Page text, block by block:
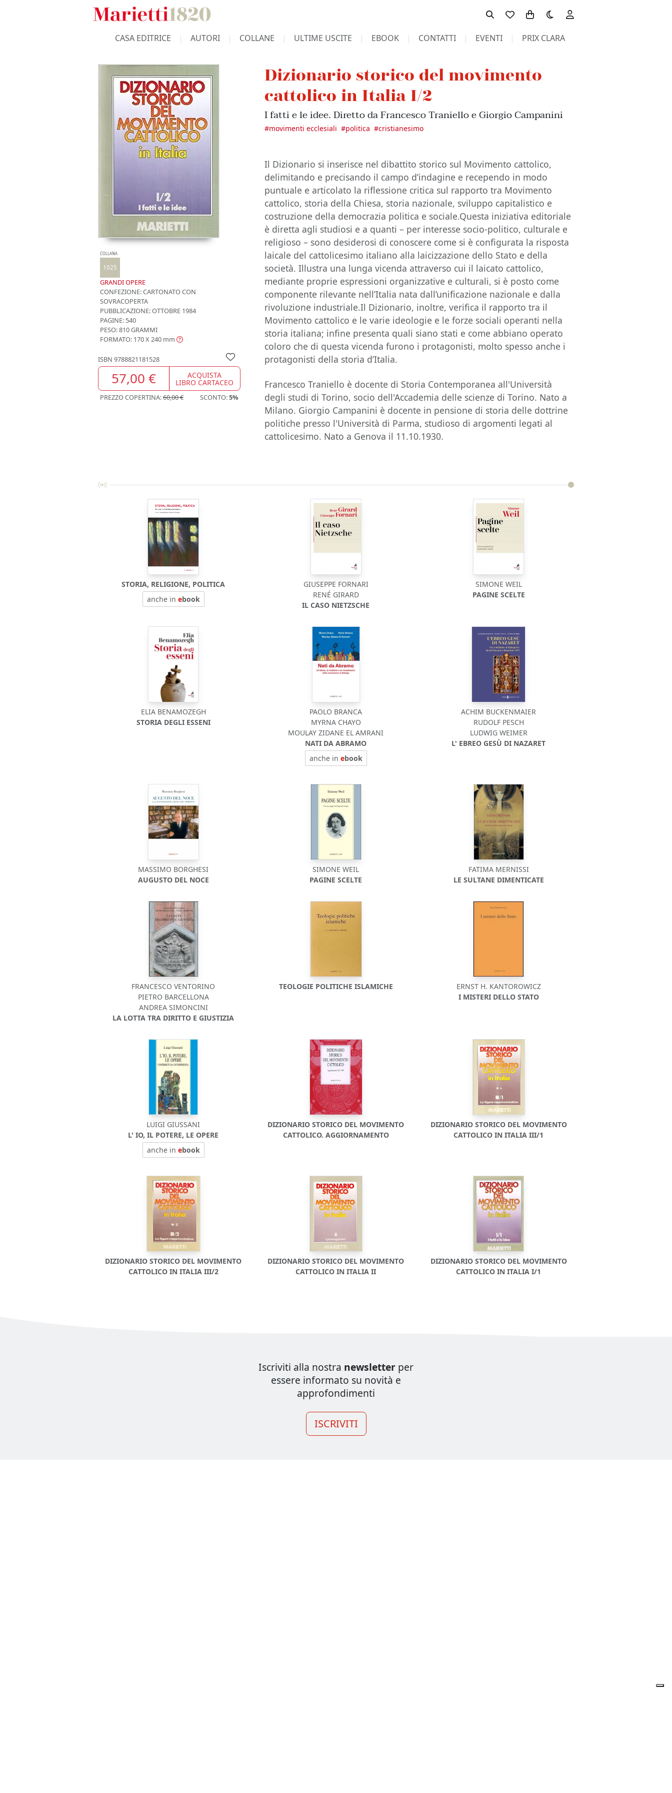
Toggle theme
CASA EDITRICE AUTORI COLLANE ULTIME USCITE EBOOK CONTATTI EVENTI PRIX CLARA
COLLANA
1025
GRANDI OPERE
CONFEZIONE:CARTONATO CON
SOVRACOPERTA
PUBBLICAZIONE:OTTOBRE 1984
PAGINE: 540
PESO: 810 GRAMMI
FORMATO: 170 X 240 mm
ISBN 9788821181528
57,00 € ACQUISTA
LIBRO CARTACEO
PREZZO COPERTINA:60,00 € SCONTO:5%
Dizionario storico del movimento
cattolico in Italia I/2
I fatti e le idee. Diretto da Francesco Traniello e Giorgio Campanini
#movimenti ecclesiali #politica #cristianesimo
Il Dizionario si inserisce nel dibattito storico sul Movimento cattolico,
delimitando e precisando il campo d’indagine e recependo in modo
puntuale e articolato la riflessione critica sul rapporto tra Movimento
cattolico, storia della Chiesa, storia nazionale, sviluppo capitalistico e
costruzione della democrazia politica e sociale.Questa iniziativa editoriale
è diretta agli studiosi e a quanti – per interesse socio-politico, culturale e
religioso – sono desiderosi di conoscere come si è configurata la risposta
laicale del cattolicesimo italiano alla laicizzazione dello Stato e della
società. Illustra una lunga vicenda attraverso cui il laicato cattolico,
mediante proprie espressioni organizzative e culturali, si è posto come
componente rilevante nell’Italia nata dall’unificazione nazionale e dalla
rivoluzione industriale.Il Dizionario, inoltre, verifica il rapporto tra il
Movimento cattolico e le varie ideologie e le forze sociali operanti nella
storia italiana; infine presenta quali siano stati e come abbiano operato
coloro che di questa vicenda furono i protagonisti, molto spesso anche i
protagonisti della storia d’Italia.
Francesco Traniello è docente di Storia Contemporanea all'Università
degli studi di Torino, socio dell'Accademia delle scienze di Torino. Nato a
Milano. Giorgio Campanini è docente in pensione di storia delle dottrine
politiche presso l'Università di Parma, studioso di argomenti legati al
cattolicesimo. Nato a Genova il 11.10.1930.
STORIA, RELIGIONE, POLITICA
anche in ebook
GIUSEPPE FORNARI
RENÉ GIRARD
IL CASO NIETZSCHE
SIMONE WEIL
PAGINE SCELTE
ELIA BENAMOZEGH
STORIA DEGLI ESSENI
PAOLO BRANCA
MYRNA CHAYO
MOULAY ZIDANE EL AMRANI
NATI DA ABRAMO
anche in ebook
ACHIM BUCKENMAIER
RUDOLF PESCH
LUDWIG WEIMER
L' EBREO GESÙ DI NAZARET
MASSIMO BORGHESI
AUGUSTO DEL NOCE
SIMONE WEIL
PAGINE SCELTE
FATIMA MERNISSI
LE SULTANE DIMENTICATE
FRANCESCO VENTORINO
PIETRO BARCELLONA
ANDREA SIMONCINI
LA LOTTA TRA DIRITTO E GIUSTIZIA
TEOLOGIE POLITICHE ISLAMICHE
ERNST H. KANTOROWICZ
I MISTERI DELLO STATO
LUIGI GIUSSANI
L' IO, IL POTERE, LE OPERE
anche in ebook
DIZIONARIO STORICO DEL MOVIMENTO
CATTOLICO. AGGIORNAMENTO
DIZIONARIO STORICO DEL MOVIMENTO
CATTOLICO IN ITALIA III/1
DIZIONARIO STORICO DEL MOVIMENTO
CATTOLICO IN ITALIA III/2
DIZIONARIO STORICO DEL MOVIMENTO
CATTOLICO IN ITALIA II
DIZIONARIO STORICO DEL MOVIMENTO
CATTOLICO IN ITALIA I/1
Iscriviti alla nostra newsletter per
essere informato su novità e
approfondimenti
ISCRIVITI